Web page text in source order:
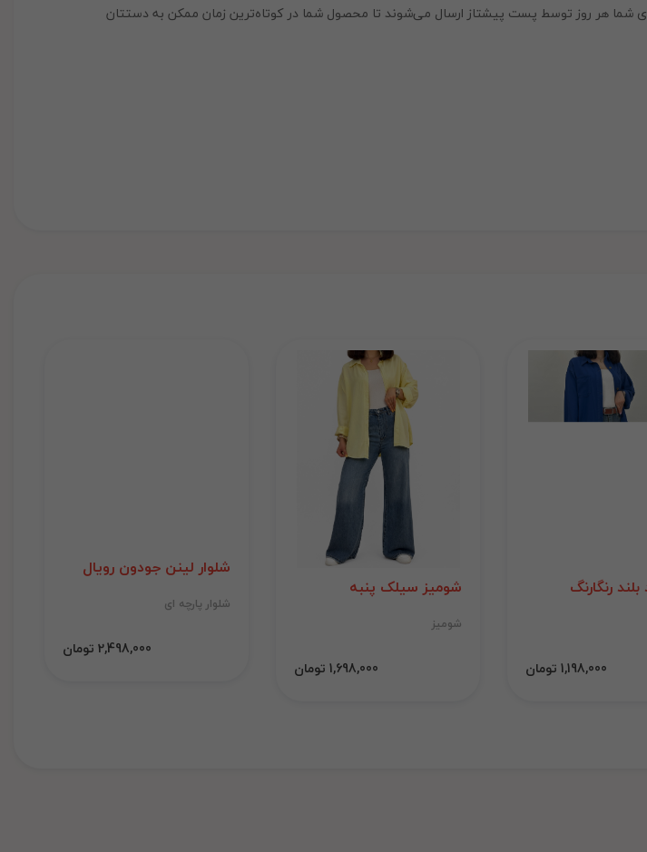
هر روز توسط پست پیشتاز ارسال می‌شوند تا محصول شما در کوتاه‌ترین زمان ممکن به دستتان
رنگارنگ
1,198,000 تومان
شومیز سیلک پنبه
شومیز
1,698,000 تومان
شلوار لینن جودون رویال
شلوار پارچه ای
2,498,000 تومان